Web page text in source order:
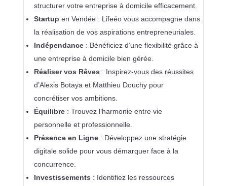
structurer votre entreprise à domicile efficacement.
Startup en Vendée : Lifeéo vous accompagne dans
la réalisation de vos aspirations entrepreneuriales.
Indépendance: Bénéficiez d’une flexibilité grâce à
une entreprise à domicile bien gérée.
Réaliser vos Rêves : Inspirez-vous des réussites
d’Alexis Botaya et Matthieu Douchy pour
concrétiser vos ambitions.
Équilibre: Trouvez l’harmonie entre vie
personnelle et professionnelle.
Présence en Ligne: Développez une stratégie
digitale solide pour vous démarquer face à la
concurrence.
Investissements : Identifiez les ressources